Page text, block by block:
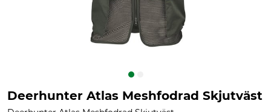
Deerhunter Atlas Meshfodrad Skjutväst